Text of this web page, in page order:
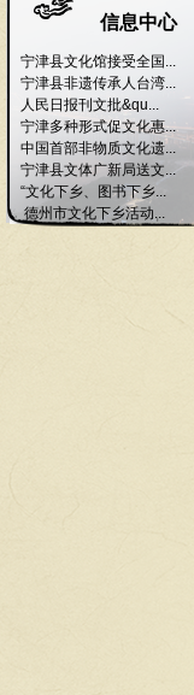
信息中心
宁津县文化馆接受全国...
宁津县非遗传承人台湾...
人民日报刊文批&qu...
宁津多种形式促文化惠...
中国首部非物质文化遗...
宁津县文体广新局送文...
“文化下乡、图书下乡...
德州市文化下乡活动...